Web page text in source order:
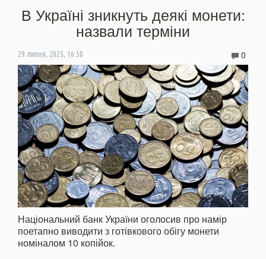
В Україні зникнуть деякі монети:
назвали терміни
29 липня, 2025, 16:50 0
Національний банк України оголосив про намір
поетапно виводити з готівкового обігу монети
номіналом 10 копійок.